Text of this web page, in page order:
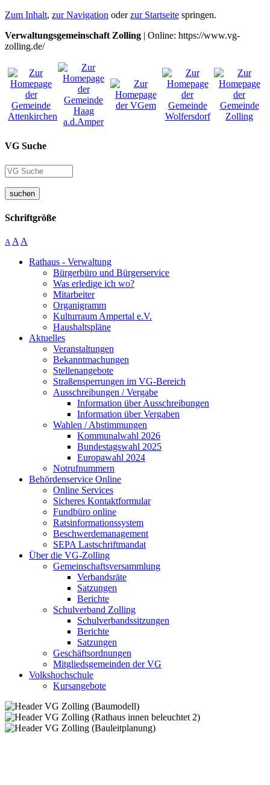
Zum Inhalt, zur Navigation oderzur Startseite springen.
Verwaltungsgemeinschaft Zolling | Online: https://www.vg-
zolling.de/
VG Suche
suchen
Schriftgröße
A A A
Rathaus - Verwaltung
Bürgerbüro und Bürgerservice
Was erledige ich wo?
Mitarbeiter
Organigramm
Kulturraum Ampertal e.V.
Haushaltspläne
Aktuelles
Veranstaltungen
Bekanntmachungen
Stellenangebote
Straßensperrungen im VG-Bereich
Ausschreibungen / Vergabe
Information über Ausschreibungen
Information über Vergaben
Wahlen / Abstimmungen
Kommunalwahl 2026
Bundestagswahl 2025
Europawahl 2024
Notrufnummern
Behördenservice Online
Online Services
Sicheres Kontaktformular
Fundbüro online
Ratsinformationssystem
Beschwerdemanagement
SEPA Lastschriftmandat
Über die VG-Zolling
Gemeinschaftsversammlung
Verbandsräte
Satzungen
Berichte
Schulverband Zolling
Schulverbandssitzungen
Berichte
Satzungen
Geschäftsordnungen
Mitgliedsgemeinden der VG
Volkshochschule
Kursangebote